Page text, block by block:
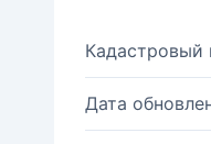
Кадастровый
Дата